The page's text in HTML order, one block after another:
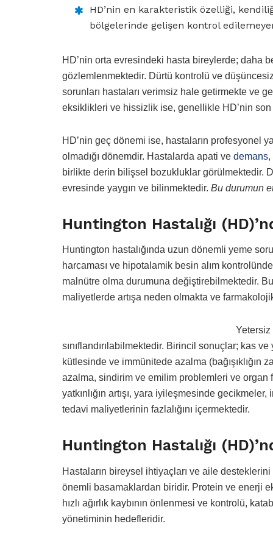
HD’nin en karakteristik özelliği,
bölgelerinde gelişen kontrol
HD’nin orta evresindeki hasta bireylerde; daha
gözlemlenmektedir. Dürtü kontrolü ve
sorunları hastaları verimsiz hale getirmekte ve
eksiklikleri ve hissizlik ise, genellikle HD’nin
HD’nin geç dönemi ise, hastaların profesyonel
olmadığı dönemdir. Hastalarda apati ve demans,
birlikte derin bilişsel bozukluklar görülmektedir.
evresinde yaygın ve bilinmektedir. Bu durumun
Huntington Hastalığı
Huntington hastalığında uzun dönemli yeme
harcaması ve hipotalamik besin alım
malnütre olma durumuna değiştirebilmektedir.
maliyetlerde artışa neden olmakta ve
sınıflandırılabilmektedir. Birincil sonuçlar; kas
kütlesinde ve immünitede azalma (bağışıklığın
azalma, sindirim ve emilim problemleri ve organ
yatkınlığın artışı, yara iyileşmesinde
tedavi maliyetlerinin fazlalığını içermektedir.
Huntington Hastalığı
Hastaların bireysel ihtiyaçları ve aile
önemli basamaklardan biridir. Protein ve enerji
hızlı ağırlık kaybının önlenmesi ve kontrolü,
yönetiminin hedefleridir.